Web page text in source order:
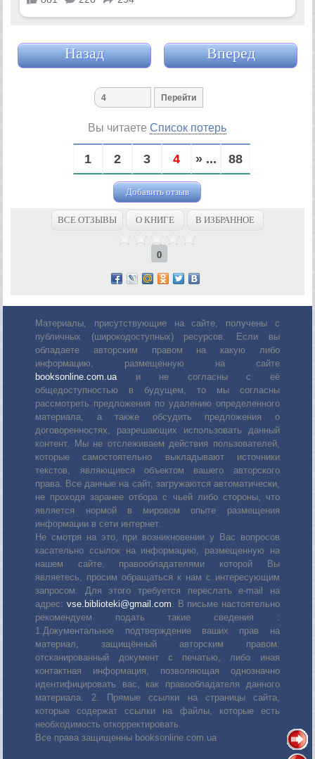
Назад Вперед
Вы читаетеСписок потерь
1 2 3 4 » ... 88
Добавить отзыв
ВСЕ ОТЗЫВЫ О КНИГЕ В ИЗБРАННОЕ
0
Материалы, присутствующие на сайте, получены с
публичных (широкодоступных) ресурсов. Если вы
обладаете авторским правом на какую либо
информацию, размещенную на сайте
booksonline.com.uaи не согласны с её
общедоступностью в будущем, то мы согласны
рассмотреть предложения по удалению определенного
материала, а также обсудить предложения о
договоренностях, разрешающих использовать данный
контент. Мы не отслеживаем действия пользователей,
которые самостоятельно выкладывают источники
текстов, являющиеся объектом вашего авторского
права. Все данные на сайт, загружаются автоматически,
не проходя заранее отбора с чьей либо стороны, что
является нормой в мировом опыте размещения
информации в сети интернет.
Не смотря на это, при возникновении у Вас вопросов
касательно ссылок на информацию, размещенную на
нашем сайте, правообладателями которой Вы
являетесь, просим обращаться к нам с интересующим
запросом. Для этого требуется переслать е-mail на
адрес: vse.biblioteki@gmail.com. В письме настоятельно
рекомендуем подать такие сведения :
1.Документальное подтверждение ваших прав на
материал, защищённый авторским правом:
отсканированный документ с печатью, либо иная
контактная информация, позволяющая однозначно
идентифицировать вас, как правообладателя данного
материала. 2. Прямые ссылки на страницы сайта,
которые содержат ссылки на файлы, которые есть
необходимость откорректировать.
Все права защищенны booksonline.com.ua